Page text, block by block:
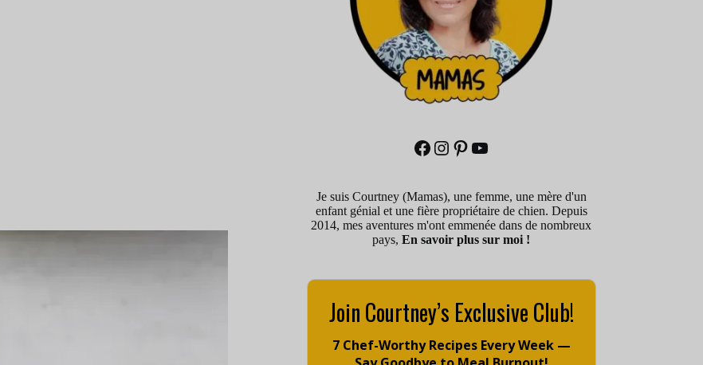
Facebook
Instagram
Pinterest
YouTube
Je suis Courtney (Mamas), une femme, une mère d'un
enfant génial et une fière propriétaire de chien. Depuis
2014, mes aventures m'ont emmenée dans de nombreux
pays,En savoir plus sur moi !
Join Courtney’s Exclusive Club!
7 Chef-Worthy Recipes Every Week —